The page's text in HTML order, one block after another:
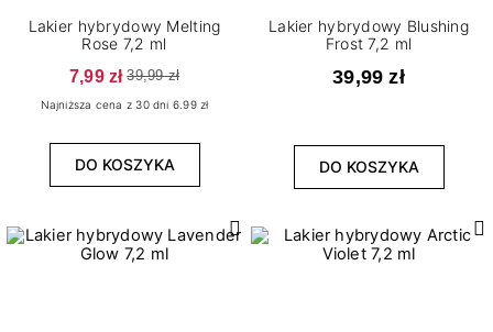
Lakier hybrydowy Melting
Rose 7,2 ml
7,99 zł 39,99 zł
Najniższa cena z 30 dni 6.99 zł
DO KOSZYKA
Lakier hybrydowy Blushing
Frost 7,2 ml
39,99 zł
DO KOSZYKA